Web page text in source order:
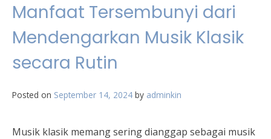
Manfaat Tersembunyi dari
Mendengarkan Musik Klasik
secara Rutin
Posted on September 14, 2024 by adminkin
Musik klasik memang sering dianggap sebagai musik